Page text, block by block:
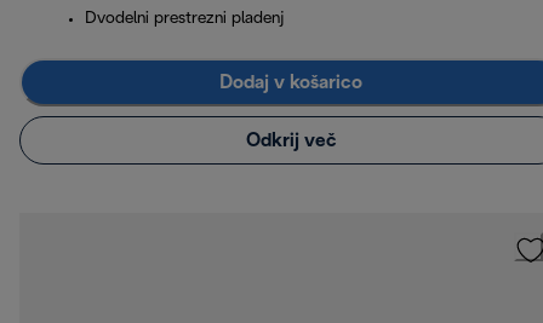
Dvodelni prestrezni pladenj
Dodaj v košarico
Odkrij več